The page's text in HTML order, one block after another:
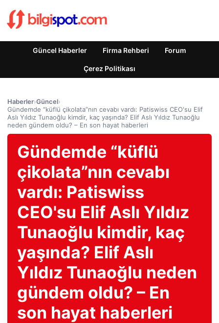
Güncel Haberler Firma Rehberi Forum
Çerez Politikası
Haberler›Güncel›
Gündemde “küflü çikolata”nın cevabı vardı: Patiswiss CEO'su Elif
Aslı Yıldız Tunaoğlu kimdir, kaç yaşında? Elif Aslı Yıldız Tunaoğlu
neden gündem oldu? – En son hayat haberleri
Gündemde “küflü
çikolata”nın cevabı
vardı: Patiswiss
CEO'su Elif Aslı Yıldız
Tunaoğlu kimdir, kaç
yaşında? Elif Aslı
Yıldız Tunaoğlu neden
gündem oldu? – En
son hayat haberleri